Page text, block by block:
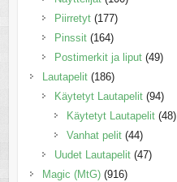
Piirretyt (177)
Pinssit (164)
Postimerkit ja liput (49)
Lautapelit (186)
Käytetyt Lautapelit (94)
Käytetyt Lautapelit (48)
Vanhat pelit (44)
Uudet Lautapelit (47)
Magic (MtG) (916)